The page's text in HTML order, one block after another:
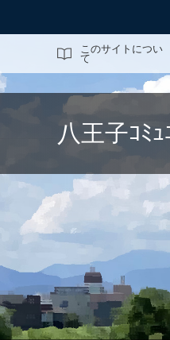
このサイトについ
て
八王子ｺﾐ